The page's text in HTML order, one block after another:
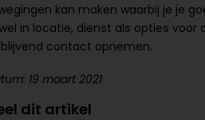
kan maken waarbij je je
in locatie, dienst als opties voor
contact opnemen.
19 maart 2021
dit artikel